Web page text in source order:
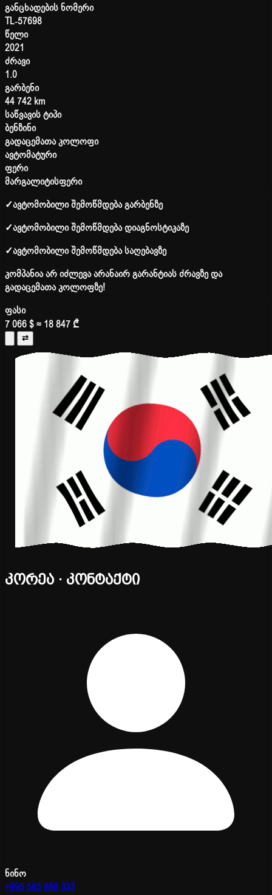
განცხადების ნომერი
TL-57698
წელი
2021
ძრავი
1.0
გარბენი
44 742 km
საწვავის ტიპი
ბენზინი
გადაცემათა კოლოფი
ავტომატური
ფერი
მარგალიტისფერი
✓ავტომობილი შემოწმდება გარბენზე
✓ავტომობილი შემოწმდება დიაგნოსტიკაზე
✓ავტომობილი შემოწმდება საღებავზე
კომპანია არ იძლევა არანაირ გარანტიას ძრავზე და
გადაცემათა კოლოფზე!
ფასი
7 066 $≈ 18 847 ₾
⇄
კორეა · კონტაქტი
ნინო
+995 585 888 333